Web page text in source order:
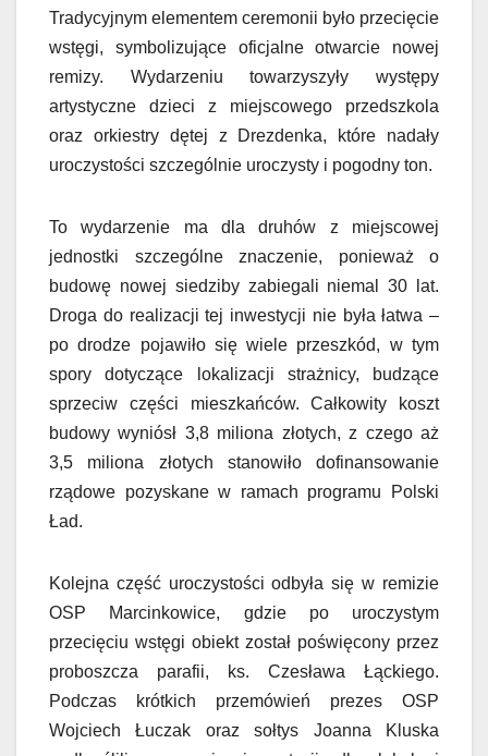
Tradycyjnym elementem ceremonii było przecięcie
wstęgi, symbolizujące oficjalne otwarcie nowej
remizy. Wydarzeniu towarzyszyły występy
artystyczne dzieci z miejscowego przedszkola
oraz orkiestry dętej z Drezdenka, które nadały
uroczystości szczególnie uroczysty i pogodny ton.
To wydarzenie ma dla druhów z miejscowej
jednostki szczególne znaczenie, ponieważ o
budowę nowej siedziby zabiegali niemal 30 lat.
Droga do realizacji tej inwestycji nie była łatwa –
po drodze pojawiło się wiele przeszkód, w tym
spory dotyczące lokalizacji strażnicy, budzące
sprzeciw części mieszkańców. Całkowity koszt
budowy wyniósł 3,8 miliona złotych, z czego aż
3,5 miliona złotych stanowiło dofinansowanie
rządowe pozyskane w ramach programu Polski
Ład.
Kolejna część uroczystości odbyła się w remizie
OSP Marcinkowice, gdzie po uroczystym
przecięciu wstęgi obiekt został poświęcony przez
proboszcza parafii, ks. Czesława Łąckiego.
Podczas krótkich przemówień prezes OSP
Wojciech Łuczak oraz sołtys Joanna Kluska